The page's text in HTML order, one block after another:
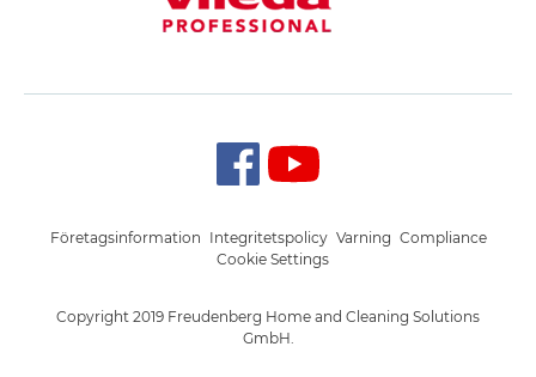
Copyright 2019 Freudenberg Home and Cleaning Solutions
GmbH.
Företagsinformation Integritetspolicy Varning Compliance
Cookie Settings